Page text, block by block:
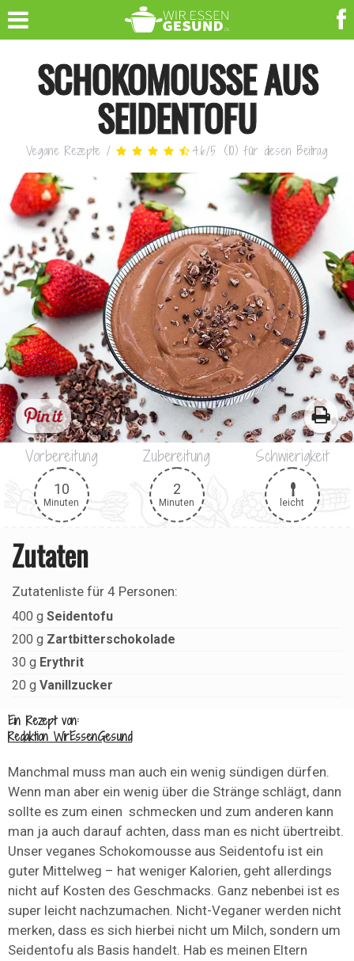
SCHOKOMOUSSE AUS
SEIDENTOFU
Vegane Rezepte / 4.6/5 (10) für diesen Beitrag
Vorbereitung
10
Minuten
Zubereitung
2
Minuten
Schwierigkeit
leicht
Zutaten
Zutatenliste für 4 Personen:
400 g Seidentofu
200 g Zartbitterschokolade
30 g Erythrit
20 g Vanillzucker
Ein Rezept von:
Redaktion WirEssenGesund
Manchmal muss man auch ein wenig sündigen dürfen.
Wenn man aber ein wenig über die Stränge schlägt, dann
sollte es zum einen schmecken und zum anderen kann
man ja auch darauf achten, dass man es nicht übertreibt.
Unser veganes Schokomousse aus Seidentofu ist ein
guter Mittelweg – hat weniger Kalorien, geht allerdings
nicht auf Kosten des Geschmacks. Ganz nebenbei ist es
super leicht nachzumachen. Nicht-Veganer werden nicht
merken, dass es sich hierbei nicht um Milch, sondern um
Seidentofu als Basis handelt. Hab es meinen Eltern